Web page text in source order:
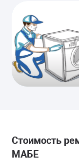
Стоимость
МАБЕ